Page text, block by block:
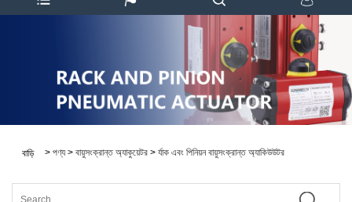
বাড়ি > পণ্য> বায়ুসংক্রান্ত অ্যাকুয়েটর > র্যাক এবং পিনিয়ন বায়ুসংক্রান্ত অ্যাকিউউটর